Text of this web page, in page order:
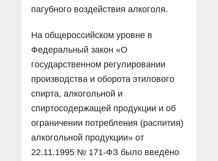
пагубного воздействия алкоголя.
На общероссийском уровне в
Федеральный закон «О
государственном регулировании
производства и оборота этилового
спирта, алкогольной и
спиртосодержащей продукции и об
ограничении потребления (распития)
алкогольной продукции» от
22.11.1995 № 171-ФЗ было введёно